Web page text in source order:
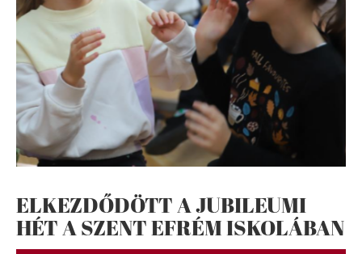
ELKEZDŐDÖTT A JUBILEUMI
HÉT A SZENT EFRÉM ISKOLÁBAN